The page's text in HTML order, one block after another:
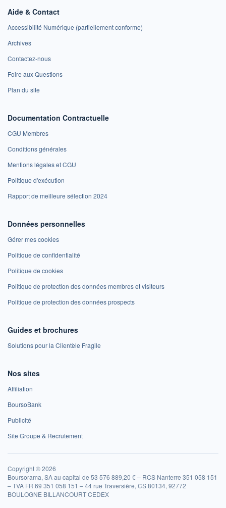
Aide & Contact
Accessibilité Numérique (partiellement conforme)
Archives
Contactez-nous
Foire aux Questions
Plan du site
Documentation Contractuelle
CGU Membres
Conditions générales
Mentions légales et CGU
Politique d'exécution
Rapport de meilleure sélection 2024
Données personnelles
Gérer mes cookies
Politique de confidentialité
Politique de cookies
Politique de protection des données membres et visiteurs
Politique de protection des données prospects
Guides et brochures
Solutions pour la Clientèle Fragile
Nos sites
Affiliation
BoursoBank
Publicité
Site Groupe & Recrutement
Copyright © 2026
Boursorama, SA au capital de 53 576 889,20 € – RCS Nanterre 351 058 151
– TVA FR 69 351 058 151 – 44 rue Traversière, CS 80134, 92772
BOULOGNE BILLANCOURT CEDEX